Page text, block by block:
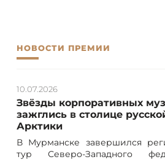
НОВОСТИ ПРЕМИИ
Звёзды корпоративных
зажглись в столице
Арктики
10.07.2026
В Мурманске завершился
тур Северо-Западного